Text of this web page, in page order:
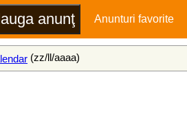
Anunturi favorite
(zz/ll/aaaa)